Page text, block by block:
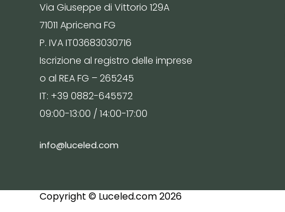
Via Giuseppe di Vittorio 129A
71011 Apricena FG
P. IVA IT03683030716
Iscrizione al registro delle imprese
o al REA FG – 265245
IT: +39 0882-645572
09:00-13:00 / 14:00-17:00
info@luceled.com
Copyright © Luceled.com 2026